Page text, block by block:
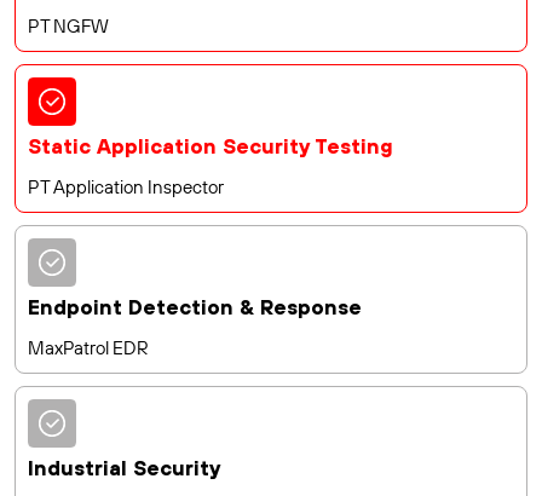
PT NGFW
Static Application Security Testing
PT Application Inspector
Endpoint Detection & Response
MaxPatrol EDR
Industrial Security